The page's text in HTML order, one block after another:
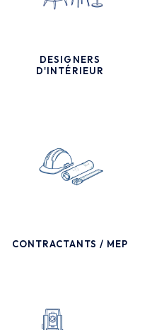
DESIGNERS
D'INTÉRIEUR
CONTRACTANTS / MEP